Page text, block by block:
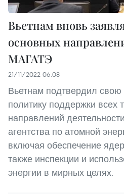
Вьетнам вновь
основных
МАГАТЭ
21/11/2022 06:08
Вьетнам подтвердил
политику поддержки всех
направлений
агентства по атомной
включая обеспечение
также инспекции и
энергии в мирных целях.